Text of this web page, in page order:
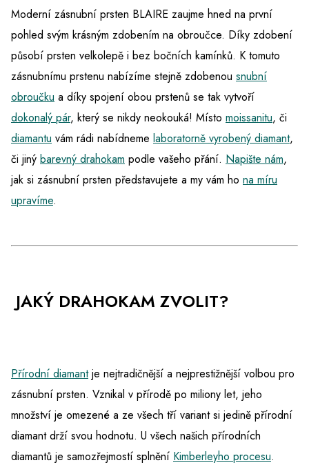
Moderní zásnubní prsten BLAIRE zaujme hned na první
pohled svým krásným zdobením na obroučce. Díky zdobení
působí prsten velkolepě i bez bočních kamínků. K tomuto
zásnubnímu prstenu nabízíme stejně zdobenou snubní
obroučku a díky spojení obou prstenů se tak vytvoří
dokonalý pár, který se nikdy neokouká! Místo moissanitu, či
diamantu vám rádi nabídneme laboratorně vyrobený diamant,
či jiný barevný drahokam podle vašeho přání. Napište nám,
jak si zásnubní prsten představujete a my vám ho na míru
upravíme.
JAKÝ DRAHOKAM ZVOLIT?
Přírodní diamantje nejtradičnější a nejprestižnější volbou pro
zásnubní prsten. Vznikal v přírodě po miliony let, jeho
množství je omezené a ze všech tří variant si jedině přírodní
diamant drží svou hodnotu. U všech našich přírodních
diamantů je samozřejmostí splnění Kimberleyho procesu.